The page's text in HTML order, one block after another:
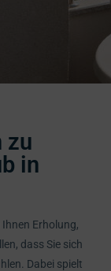
zu
in
Erholung,
dass Sie sich
Dabei spielt